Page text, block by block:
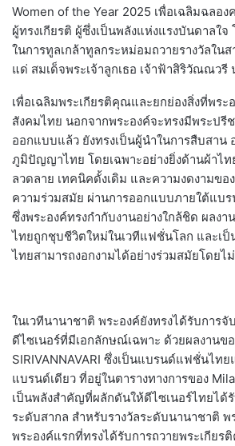
Women of the Year 2025 เพื่อเฉลิมฉลอง
ผู้ทรงเกียรติ ผู้ซึ่งเป็นพลังแห่งแรงบันดาลใจ
ในการทูลเกล้าทูลกระหม่อมถวายรางวัลใน
แด่ สมเด็จพระเจ้าลูกเธอ เจ้าฟ้าสิริวัณณว
เพื่อเฉลิมพระเกียรติคุณและยกย่องสิ่งที่พระ
สังคมไทย นอกจากพระองค์จะทรงมีพระปรี
ออกแบบแล้ว ยังทรงเป็นผู้นําในการสืบสาน
ภูมิปัญญาไทย โดยเฉพาะอย่างยิ่งด้านผ้าไท
ลวดลาย เทคนิคดั้งเดิม และความงดงามข
ความร่วมสมัย ผ่านการออกแบบภายใต้แบร
ซึ่งพระองค์ทรงกำกับงานอย่างใกล้ชิด ผลงา
ไทยถูกชุบชีวิตใหม่ในเวทีแฟชั่นโลก และเ
ไทยสามารถงอกงามได้อย่างร่วมสมัยโดยไ
ในเวทีนานาชาติ พระองค์ยังทรงได้รับการจั
ดีไซเนอร์ที่มีเอกลักษณ์เฉพาะ ด้วยผลงานข
SIRIVANNAVARI ซึ่งเป็นแบรนด์แฟชั่นไท
แบรนด์เดียว ที่อยู่ในตารางทางการของ
เป็นพลังสำคัญที่ผลักดันให้ดีไซเนอร์ไทยได้
ระดับสากล สำหรับรางวัลระดับนานาชาติ พ
พระองค์แรกที่ทรงได้รับการถวายพระเกียร